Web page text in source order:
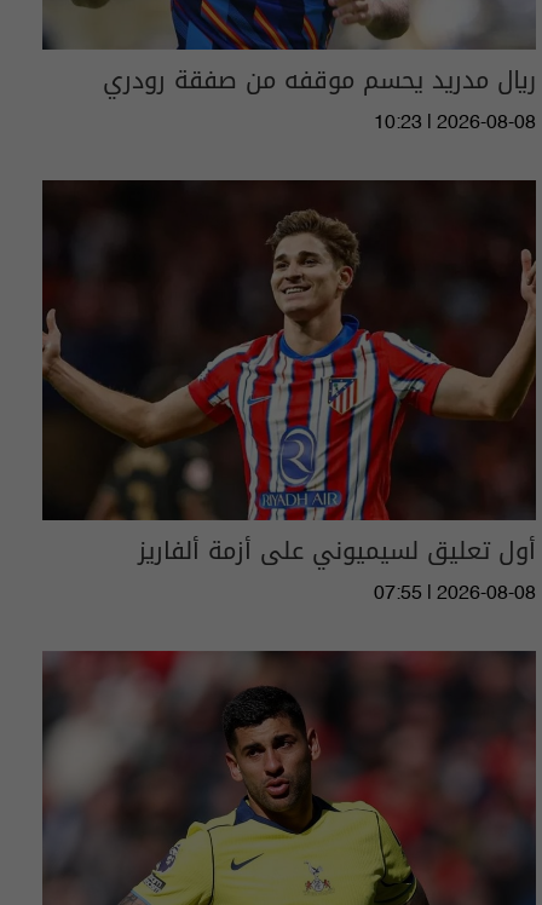
ريال مدريد يحسم موقفه من صفقة رودري
10:23 | 2026-08-08
أول تعليق لسيميوني على أزمة ألفاريز
07:55 | 2026-08-08